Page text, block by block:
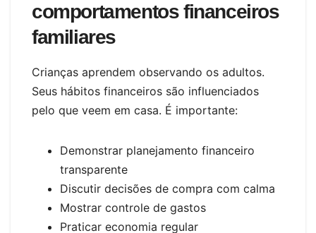
comportamentos financeiros
familiares
Crianças aprendem observando os adultos.
Seus hábitos financeiros são influenciados
pelo que veem em casa. É importante:
Demonstrar planejamento financeiro
transparente
Discutir decisões de compra com calma
Mostrar controle de gastos
Praticar economia regular